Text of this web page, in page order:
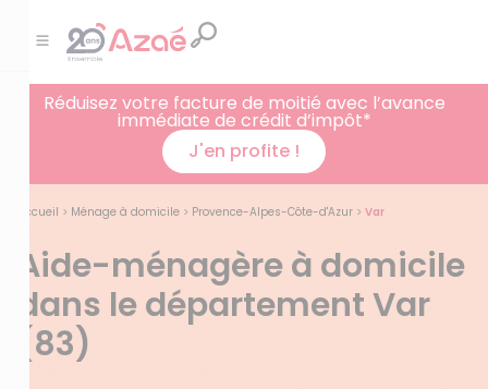
Réduisez votre facture de moitié avec l’avance
immédiate de crédit d’impôt*
J'en profite !
Accueil > Ménage à domicile > Provence-Alpes-Côte-d'Azur > Var
Aide-ménagère à domicile
dans le département Var
(83)